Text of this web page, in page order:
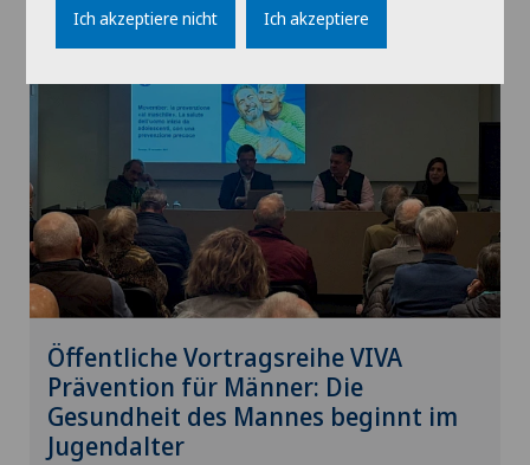
Öffentliche Vortragsreihe VIVA
Prävention für Männer: Die
Gesundheit des Mannes beginnt im
Jugendalter
Ich akzeptiere nicht Ich akzeptiere